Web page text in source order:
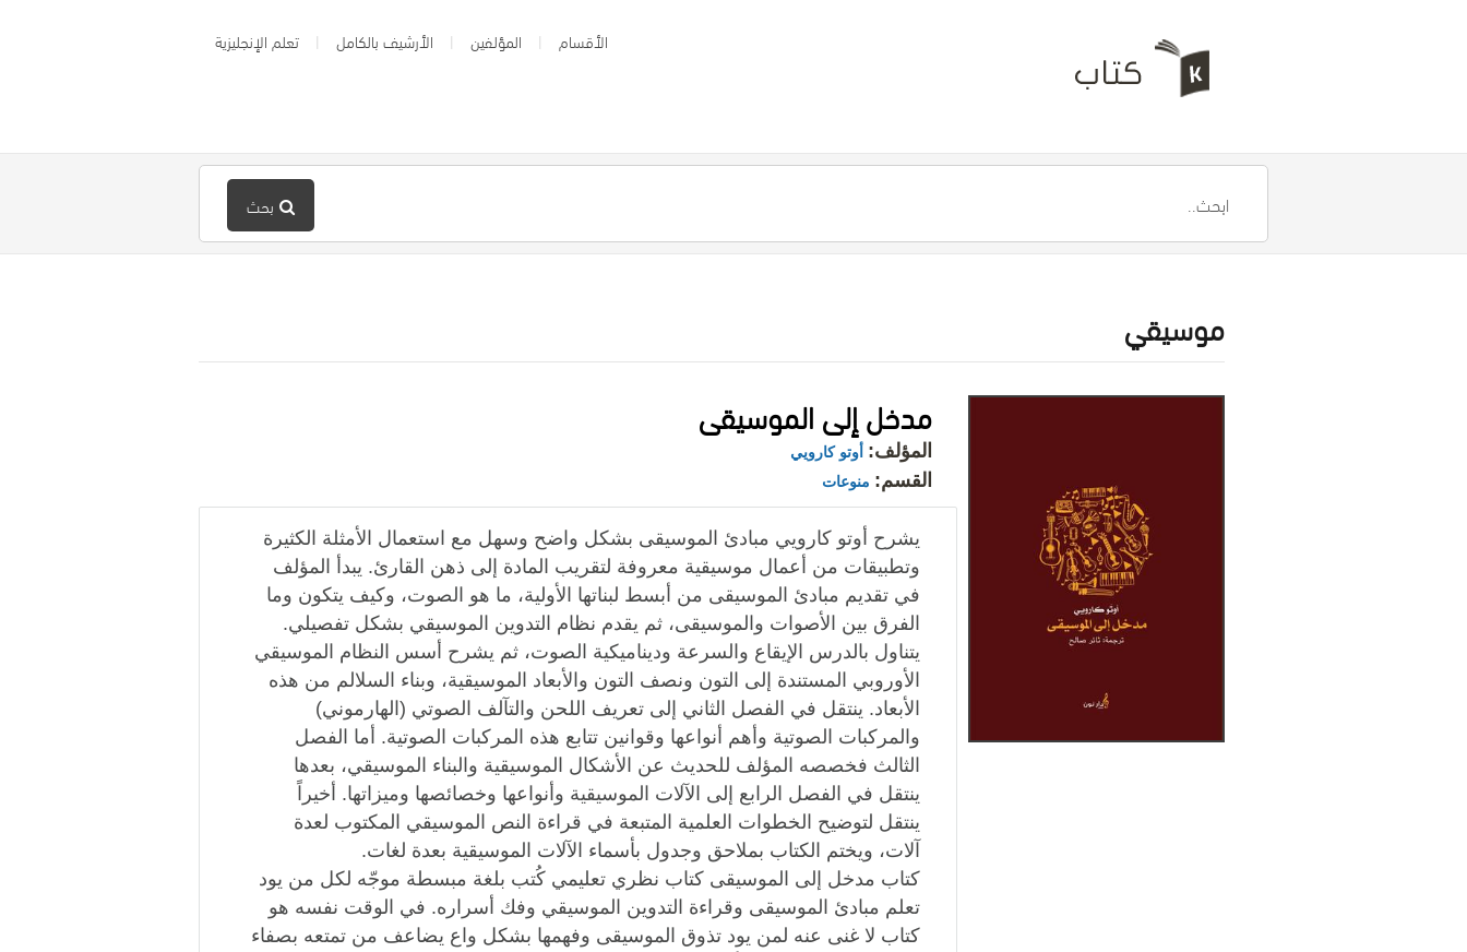
الأقسام المؤلفين الأرشيف بالكامل تعلم الإنجليزية
بحث
موسيقي
مدخل إلى الموسيقى
المؤلف: أوتو كارويي
القسم: منوعات
يشرح أوتو كارويي مبادئ الموسيقى بشكل واضح وسهل مع استعمال الأمثلة الكثيرة
وتطبيقات من أعمال موسيقية معروفة لتقريب المادة إلى ذهن القارئ. يبدأ المؤلف
في تقديم مبادئ الموسيقى من أبسط لبناتها الأولية، ما هو الصوت، وكيف يتكون وما
الفرق بين الأصوات والموسيقى، ثم يقدم نظام التدوين الموسيقي بشكل تفصيلي.
يتناول بالدرس الإيقاع والسرعة وديناميكية الصوت، ثم يشرح أسس النظام الموسيقي
الأوروبي المستندة إلى التون ونصف التون والأبعاد الموسيقية، وبناء السلالم من هذه
الأبعاد. ينتقل في الفصل الثاني إلى تعريف اللحن والتآلف الصوتي (الهارموني)
والمركبات الصوتية وأهم أنواعها وقوانين تتابع هذه المركبات الصوتية. أما الفصل
الثالث فخصصه المؤلف للحديث عن الأشكال الموسيقية والبناء الموسيقي، بعدها
ينتقل في الفصل الرابع إلى الآلات الموسيقية وأنواعها وخصائصها وميزاتها. أخيراً
ينتقل لتوضيح الخطوات العلمية المتبعة في قراءة النص الموسيقي المكتوب لعدة
آلات، ويختم الكتاب بملاحق وجدول بأسماء الآلات الموسيقية بعدة لغات.
كتاب مدخل إلى الموسيقى كتاب نظري تعليمي كُتب بلغة مبسطة موجّه لكل من يود
تعلم مبادئ الموسيقى وقراءة التدوين الموسيقي وفك أسراره. في الوقت نفسه هو
كتاب لا غنى عنه لمن يود تذوق الموسيقى وفهمها بشكل واع يضاعف من تمتعه بصفاء